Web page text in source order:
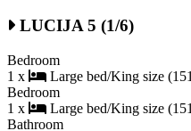
LUCIJA 5 (1/6)
Bedroom
1 x
Large bed/King size
Bedroom
1 x
Large bed/King size
Bathroom